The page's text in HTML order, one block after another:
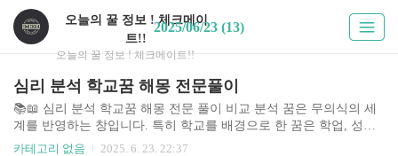
오늘의 꿀 정보 ! 체크메이
트!!
오늘의 꿀 정보 ! 체크메이트!!
2025/06/23 (13)
심리 분석 학교꿈 해몽 전문풀이
📚📖 심리 분석 학교꿈 해몽 전문 풀이 비교 분석 꿈은 무의식의 세
계를 반영하는 창입니다. 특히 학교를 배경으로 한 꿈은 학업, 성장,
사회적 적응 등 다양한 의미를 내포하며, 개인의 심리 상태를 분석하
카테고리 없음 2025. 6. 23. 22:37